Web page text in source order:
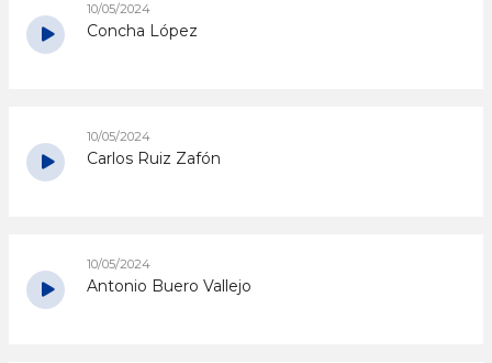
10/05/2024
Concha López
10/05/2024
Carlos Ruiz Zafón
10/05/2024
Antonio Buero Vallejo